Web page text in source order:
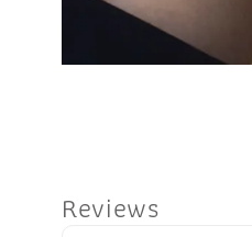
Reviews